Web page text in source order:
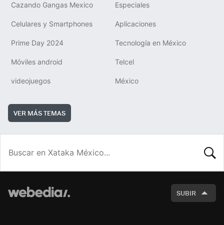
Cazando Gangas Mexico Especiales
Celulares y Smartphones Aplicaciones
Prime Day 2024 Tecnología en México
Móviles android Telcel
videojuegos México
VER MÁS TEMAS
SUBIR